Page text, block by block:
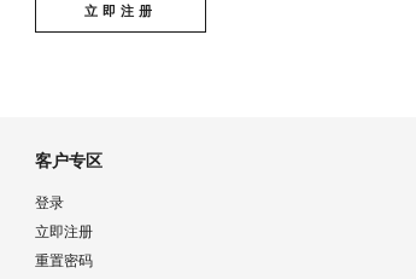
立即注册
客户专区
登录
立即注册
重置密码